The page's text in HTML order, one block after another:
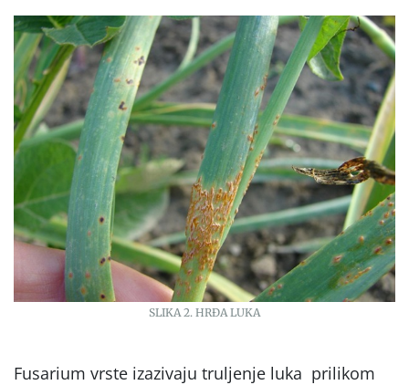
SLIKA 2. HRĐA LUKA
Fusarium vrste izazivaju truljenje luka prilikom